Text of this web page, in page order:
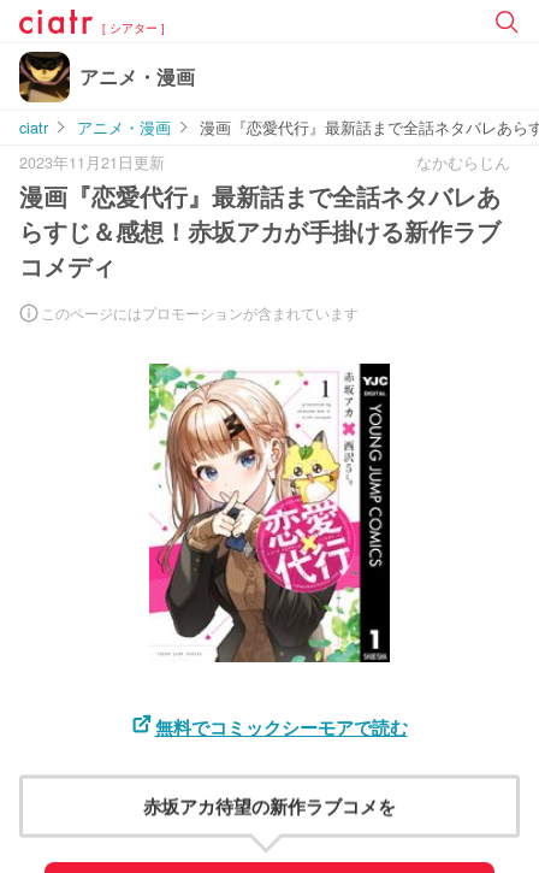
[ シアター ]
アニメ・漫画
ciatr アニメ・漫画
漫画『恋愛代行』最新話まで全話ネタバレあ
2023年11月21日更新
なかむらじん
漫画『恋愛代行』最新話まで全話ネタバレあ
らすじ＆感想！赤坂アカが手掛ける新作ラブ
コメディ
このページにはプロモーションが含まれています
無料でコミックシーモアで読む
赤坂アカ待望の新作ラブコメを